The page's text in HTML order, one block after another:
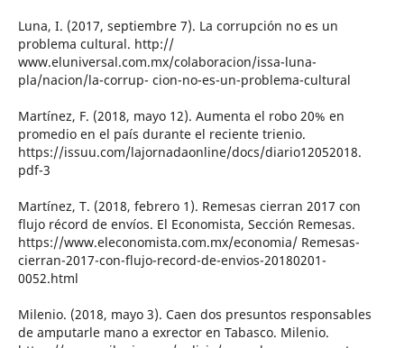
Luna, I. (2017, septiembre 7). La corrupción no es un
problema cultural. http://
www.eluniversal.com.mx/colaboracion/issa-luna-
pla/nacion/la-corrup- cion-no-es-un-problema-cultural
Martínez, F. (2018, mayo 12). Aumenta el robo 20% en
promedio en el país durante el reciente trienio.
https://issuu.com/lajornadaonline/docs/diario12052018.
pdf-3
Martínez, T. (2018, febrero 1). Remesas cierran 2017 con
flujo récord de envíos. El Economista, Sección Remesas.
https://www.eleconomista.com.mx/economia/ Remesas-
cierran-2017-con-flujo-record-de-envios-20180201-
0052.html
Milenio. (2018, mayo 3). Caen dos presuntos responsables
de amputarle mano a exrector en Tabasco. Milenio.